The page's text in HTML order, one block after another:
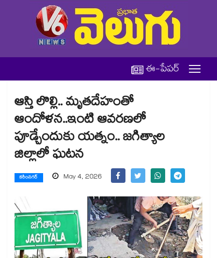
ఈ-పేపర్
ఆస్తి లొల్లి.. మృతదేహంతో
ఆందోళన..ఇంటి ఆవరణలో
పూడ్చేందుకు యత్నం.. జగిత్యాల
జిల్లాలో ఘటన
కరీంనగర్ May 4, 2026